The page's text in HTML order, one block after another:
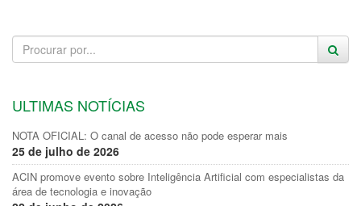
ULTIMAS NOTÍCIAS
NOTA OFICIAL: O canal de acesso não pode esperar mais
25 de julho de 2026
ACIN promove evento sobre Inteligência Artificial com especialistas da
área de tecnologia e inovação